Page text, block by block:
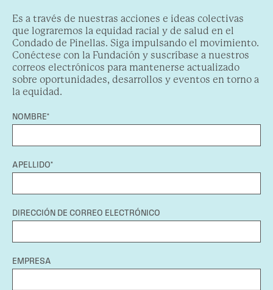
Es a través de nuestras acciones e ideas colectivas
que lograremos la equidad racial y de salud en el
Condado de Pinellas. Siga impulsando el movimiento.
Conéctese con la Fundación y suscríbase a nuestros
correos electrónicos para mantenerse actualizado
sobre oportunidades, desarrollos y eventos en torno a
la equidad.
NOMBRE*
APELLIDO*
DIRECCIÓN DE CORREO ELECTRÓNICO
EMPRESA